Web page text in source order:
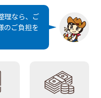
理なら、ご
のご負担を